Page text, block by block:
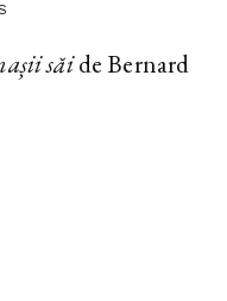
săide Bernard